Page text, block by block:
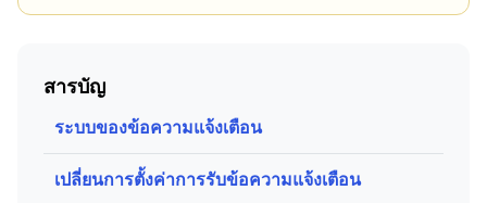
สารบัญ
ระบบของข้อความแจ้งเตือน
เปลี่ยนการตั้งค่าการรับข้อความแจ้งเตือน